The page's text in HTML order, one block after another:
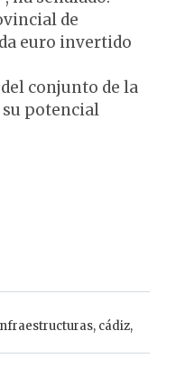
de
euro invertido
conjunto de la
su potencial
, cádiz,